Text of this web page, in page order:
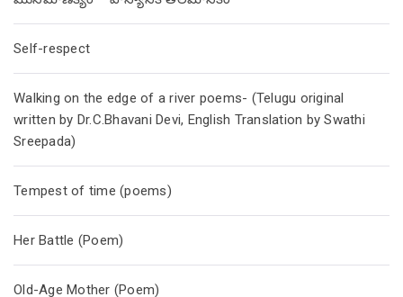
Self-respect
Walking on the edge of a river poems- (Telugu original
written by Dr.C.Bhavani Devi, English Translation by Swathi
Sreepada)
Tempest of time (poems)
Her Battle (Poem)
Old-Age Mother (Poem)